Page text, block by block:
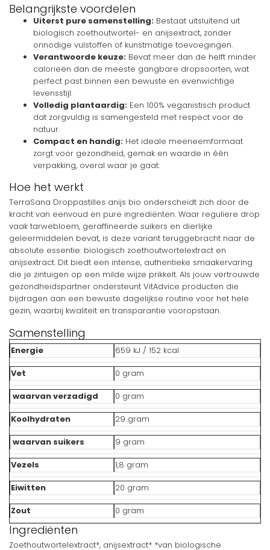
Belangrijkste voordelen
Uiterst pure samenstelling: Bestaat uitsluitend uit
biologisch zoethoutwortel- en anijsextract, zonder
onnodige vulstoffen of kunstmatige toevoegingen.
Verantwoorde keuze: Bevat meer dan de helft minder
calorieën dan de meeste gangbare dropsoorten, wat
perfect past binnen een bewuste en evenwichtige
levensstijl.
Volledig plantaardig: Een 100% veganistisch product
dat zorgvuldig is samengesteld met respect voor de
natuur.
Compact en handig: Het ideale meeneemformaat
zorgt voor gezondheid, gemak en waarde in één
verpakking, overal waar je gaat.
Hoe het werkt
TerraSana Droppastilles anijs bio onderscheidt zich door de
kracht van eenvoud en pure ingrediënten. Waar reguliere drop
vaak tarwebloem, geraffineerde suikers en dierlijke
geleermiddelen bevat, is deze variant teruggebracht naar de
absolute essentie: biologisch zoethoutwortelextract en
anijsextract. Dit biedt een intense, authentieke smaakervaring
die je zintuigen op een milde wijze prikkelt. Als jouw vertrouwde
gezondheidspartner ondersteunt VitAdvice producten die
bijdragen aan een bewuste dagelijkse routine voor het hele
gezin, waarbij kwaliteit en transparantie vooropstaan.
Samenstelling
Energie
659 kJ / 152 kcal
Vet
0 gram
waarvan verzadigd
0 gram
Koolhydraten
29 gram
waarvan suikers
9 gram
Vezels
1,8 gram
Eiwitten
20 gram
Zout
0 gram
Ingrediënten
Zoethoutwortelextract*, anijsextract* *van biologische